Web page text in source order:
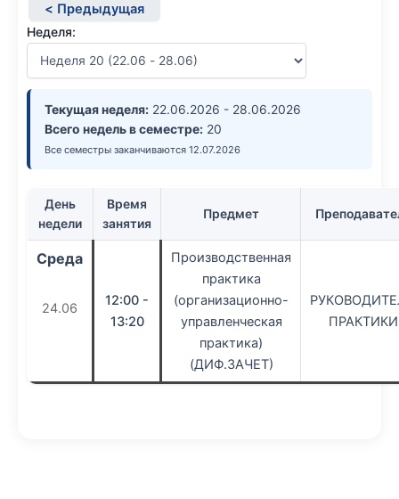
< Предыдущая
Неделя:
Текущая неделя: 22.06.2026 - 28.06.2026
Всего недель в семестре: 20
Все семестры заканчиваются 12.07.2026
День
недели
Время
занятия
Предмет
Среда
24.06
12:00 -
13:20
Производственная
практика
(организационно-
управленческая
практика)
(ДИФ.ЗАЧЕТ)
ПРАКТИКИ